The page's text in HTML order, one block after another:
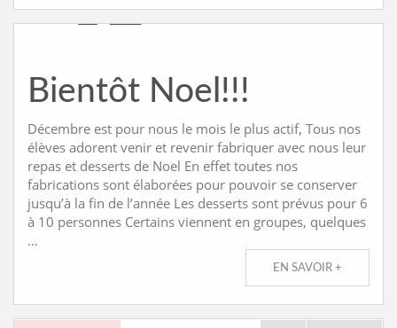
Bientôt Noel!!!
Décembre est pour nous le mois le plus actif, Tous nos
élèves adorent venir et revenir fabriquer avec nous leur
repas et desserts de Noel En effet toutes nos
fabrications sont élaborées pour pouvoir se conserver
jusqu’à la fin de l’année Les desserts sont prévus pour 6
à 10 personnes Certains viennent en groupes, quelques
…
EN SAVOIR +